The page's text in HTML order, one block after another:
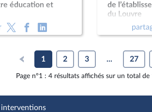
éducation et
de
du Louvre
1 2 3 ... 27
Page n°1 : 4 résultats affichés sur un total de